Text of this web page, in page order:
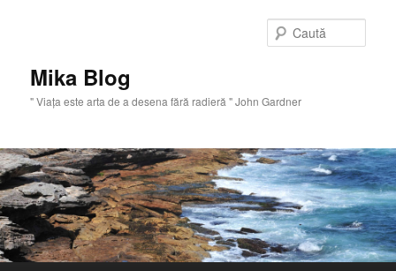
Mika Blog
" Viaţa este arta de a desena fără radieră " John Gardner